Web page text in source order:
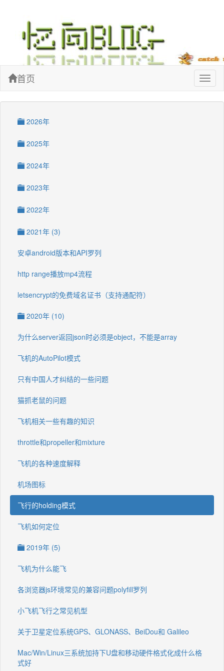
首页
2026年
2025年
2024年
2023年
2022年
2021年 (3)
安卓android版本和API罗列
http range播放mp4流程
letsencrypt的免费域名证书（支持通配符）
2020年 (10)
为什么server返回json时必须是object，不能是array
飞机的AutoPilot模式
只有中国人才纠结的一些问题
猫抓老鼠的问题
飞机相关一些有趣的知识
throttle和propeller和mixture
飞机的各种速度解释
机场图标
飞行的holding模式
飞机如何定位
2019年 (5)
飞机为什么能飞
各浏览器js环境常见的兼容问题polyfill罗列
小飞机飞行之常见机型
关于卫星定位系统GPS、GLONASS、BeiDou和 Galileo
Mac/Win/Linux三系统加持下U盘和移动硬件格式化成什么格
式好